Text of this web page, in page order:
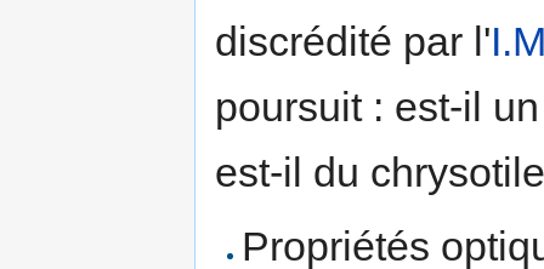
discrédité par l'
poursuit : est-il
est-il du
Propriétés